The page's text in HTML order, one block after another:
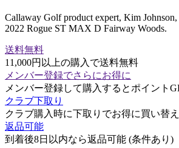
Callaway Golf product expert, Kim
2022 Rogue ST MAX D Fairway Woods.
送料無料
11,000円以上の購入で送料無料
メンバー登録でさらにお得に
メンバー登録して購入するとポイント
クラブ下取り
クラブ購入時に下取りでお得に買い替え
返品可能
到着後8日以内なら返品可能 (条件あり)